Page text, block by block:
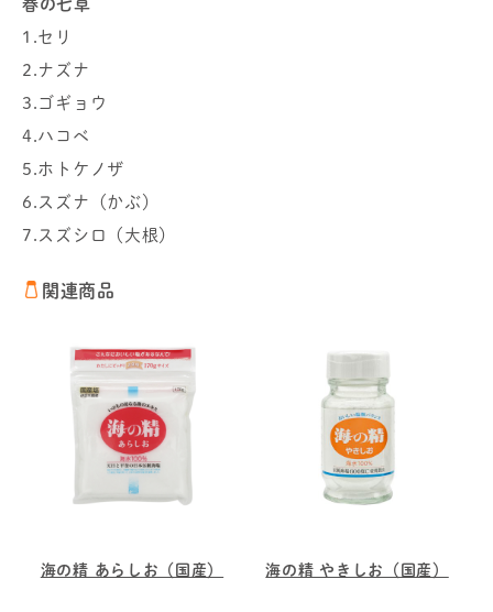
春の七草
1.セリ
2.ナズナ
3.ゴギョウ
4.ハコベ
5.ホトケノザ
6.スズナ（かぶ）
7.スズシロ（大根）
関連商品
海の精 あらしお（国産） 海の精 やきしお（国産）